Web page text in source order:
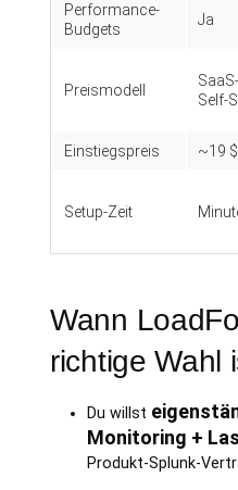
Performance-
Budgets
Ja
Preismodell
Self-
Einstiegspreis ~19
Setup-Zeit
Wann
richtige Wahl
Du willst
Monitoring +
Produkt-Splunk-